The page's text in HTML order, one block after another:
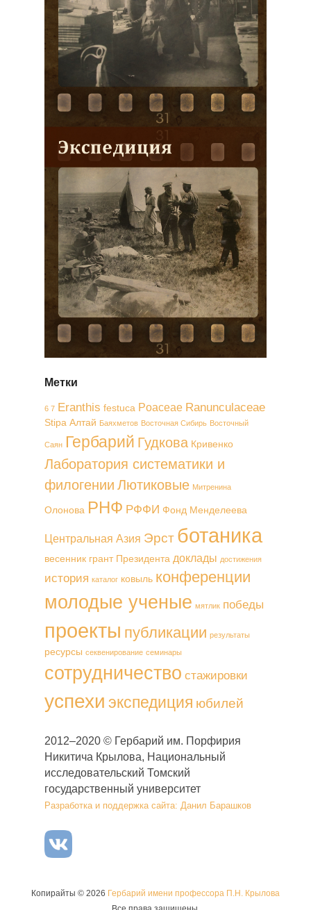
Метки
6 7 Eranthis festuca Poaceae Ranunculaceae
Stipa Алтай Баяхметов Восточная Сибирь Восточный
Саян Гербарий Гудкова Кривенко
Лаборатория систематики и
филогении Лютиковые Митренина
Олонова РНФ РФФИ Фонд Менделеева
Центральная Азия Эрст ботаника
весенник грант Президента доклады достижения
история каталог ковыль конференции
молодые ученые мятлик победы
проекты публикации результаты
ресурсы секвенирование семинары
сотрудничество стажировки
успехи экспедиция юбилей
2012–2020 © Гербарий им. Порфирия
Никитича Крылова, Национальный
исследовательский Томский
государственный университет
Разработка и поддержка сайта: Данил Барашков
Копирайты © 2026 Гербарий имени профессора П.Н. Крылова